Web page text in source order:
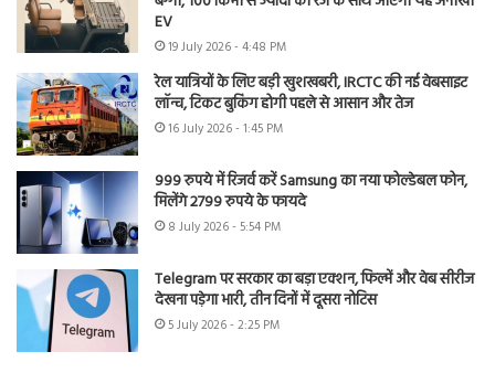
EV
19 July 2026 - 4:48 PM
रेल यात्रियों के लिए बड़ी खुशखबरी, IRCTC की नई वेबसाइट
लॉन्च, टिकट बुकिंग होगी पहले से आसान और तेज
16 July 2026 - 1:45 PM
999 रुपये में रिजर्व करें Samsung का नया फोल्डेबल फोन,
मिलेंगे 2799 रुपये के फायदे
8 July 2026 - 5:54 PM
Telegram पर सरकार का बड़ा एक्शन, फिल्में और वेब सीरीज
देखना पड़ेगा भारी, तीन दिनों में दूसरा नोटिस
5 July 2026 - 2:25 PM